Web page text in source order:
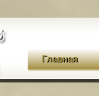
Главная